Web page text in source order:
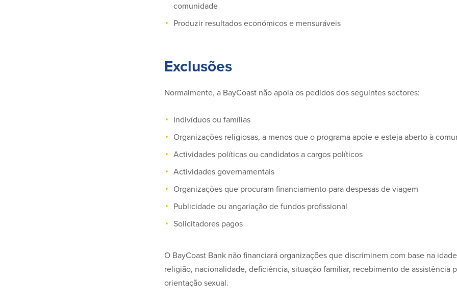
comunidade
Produzir resultados económicos e mensuráveis
Exclusões
Normalmente, a BayCoast não apoia os pedidos dos seguintes sectores:
Indivíduos ou famílias
Organizações religiosas, a menos que o programa apoie e esteja aberto à
Actividades políticas ou candidatos a cargos políticos
Actividades governamentais
Organizações que procuram financiamento para despesas de viagem
Publicidade ou angariação de fundos profissional
Solicitadores pagos
O BayCoast Bank não financiará organizações que discriminem com base na
religião, nacionalidade, deficiência, situação familiar, recebimento de assistência
orientação sexual.